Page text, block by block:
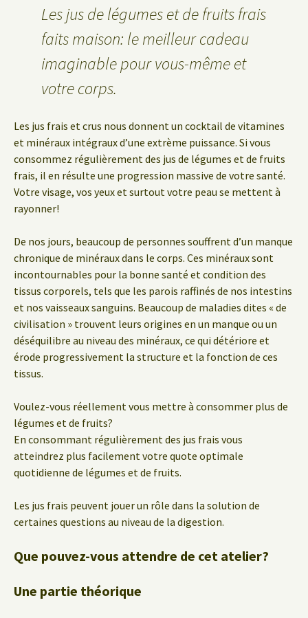
Les jus de légumes et de fruits frais
faits maison: le meilleur cadeau
imaginable pour vous-même et
votre corps.
Les jus frais et crus nous donnent un cocktail de vitamines
et minéraux intégraux d’une extrème puissance. Si vous
consommez régulièrement des jus de légumes et de fruits
frais, il en résulte une progression massive de votre santé.
Votre visage, vos yeux et surtout votre peau se mettent à
rayonner!
De nos jours, beaucoup de personnes souffrent d’un manque
chronique de minéraux dans le corps. Ces minéraux sont
incontournables pour la bonne santé et condition des
tissus corporels, tels que les parois raffinés de nos intestins
et nos vaisseaux sanguins. Beaucoup de maladies dites « de
civilisation » trouvent leurs origines en un manque ou un
déséquilibre au niveau des minéraux, ce qui détériore et
érode progressivement la structure et la fonction de ces
tissus.
Voulez-vous réellement vous mettre à consommer plus de
légumes et de fruits?
En consommant régulièrement des jus frais vous
atteindrez plus facilement votre quote optimale
quotidienne de légumes et de fruits.
Les jus frais peuvent jouer un rôle dans la solution de
certaines questions au niveau de la digestion.
Que pouvez-vous attendre de cet atelier?
Une partie théorique